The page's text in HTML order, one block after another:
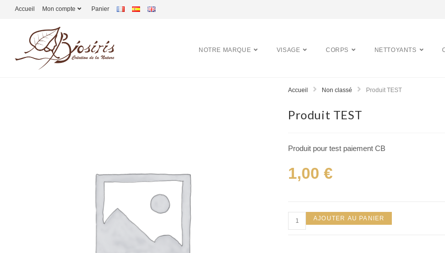
Accueil Mon compte Panier
NOTRE MARQUE VISAGE CORPS NETTOYANTS
Accueil Non classé Produit TEST
Produit TEST
Produit pour test paiement CB
1,00 €
AJOUTER AU PANIER